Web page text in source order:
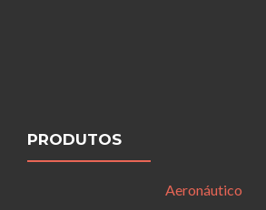
PRODUTOS
Aeronáutico